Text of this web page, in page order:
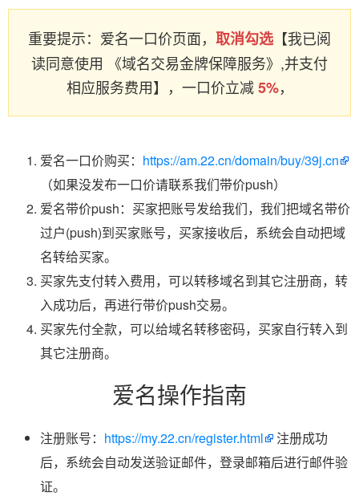
重要提示：爱名一口价页面， 取消勾选 【我已阅
读同意使用 《域名交易金牌保障服务》,并支付
相应服务费用】，一口价立减5%，
爱名一口价购买： https://am.22.cn/domain/buy/39j.cn
（如果没发布一口价请联系我们带价push）
爱名带价push：买家把账号发给我们，我们把域名带价
过户(push)到买家账号，买家接收后，系统会自动把域
名转给买家。
买家先支付转入费用，可以转移域名到其它注册商，转
入成功后，再进行带价push交易。
买家先付全款，可以给域名转移密码，买家自行转入到
其它注册商。
爱名操作指南
注册账号： https://my.22.cn/register.html
注册成功
后，系统会自动发送验证邮件，登录邮箱后进行邮件验
证。